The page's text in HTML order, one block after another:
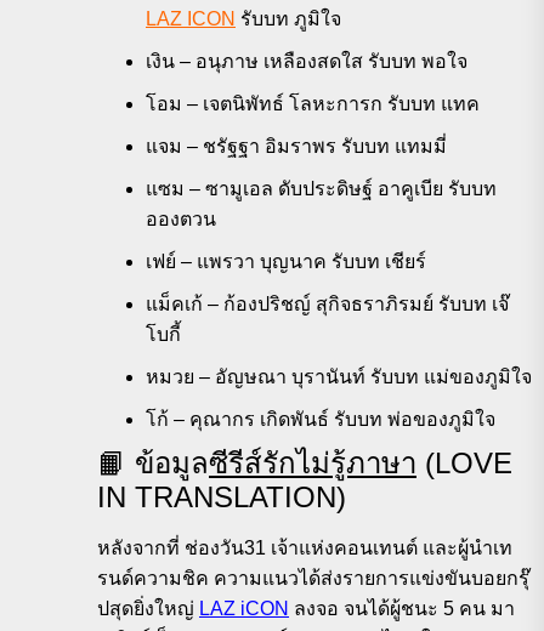
LAZ ICON รับบท ภูมิใจ
เงิน – อนุภาษ เหลืองสดใส รับบท พอใจ
โอม – เจตนิพัทธ์ โลหะการก รับบท แทค
แจม – ชรัฐฐา อิมราพร รับบท แทมมี่
แซม – ซามูเอล ดับประดิษฐ์ อาคูเบีย รับบท
อองตวน
เฟย์ – แพรวา บุญนาค รับบท เชียร์
แม็คเก้ – ก้องปริชญ์ สุกิจธราภิรมย์ รับบท เจ๊
โบกี้
หมวย – อัญษณา บุรานันท์ รับบท แม่ของภูมิใจ
โก้ – คุณากร เกิดพันธ์ รับบท พ่อของภูมิใจ
📙 ข้อมูลซีรีส์รักไม่รู้ภาษา (LOVE
IN TRANSLATION)
หลังจากที่ ช่องวัน31 เจ้าแห่งคอนเทนต์ และผู้นำเท
รนด์ความชิค ความแนวได้ส่งรายการแข่งขันบอยกรุ๊
ปสุดยิ่งใหญ่ LAZ iCON ลงจอ จนได้ผู้ชนะ 5 คน มา